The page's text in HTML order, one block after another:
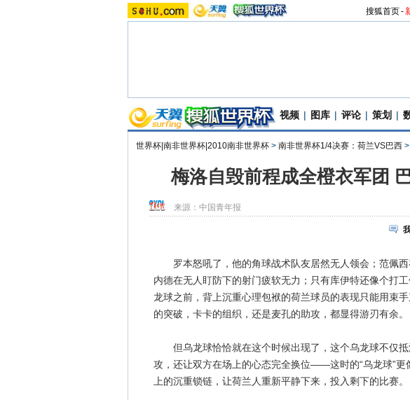
搜狐首页-
视频 | 图库 | 评论 | 策划 |
世界杯|南非世界杯|2010南非世界杯 > 南非世界杯1/4决赛：荷兰VS巴西 >
梅洛自毁前程成全橙衣军团
来源： 中国青年报
罗本怒吼了，他的角球战术队友居然无人领会；范佩西
内德在无人盯防下的射门疲软无力；只有库伊特还像个打
龙球之前，背上沉重心理包袱的荷兰球员的表现只能用束
的突破，卡卡的组织，还是麦孔的助攻，都显得游刃有余。
但乌龙球恰恰就在这个时候出现了，这个乌龙球不仅抵
攻，还让双方在场上的心态完全换位——这时的“乌龙球”更
上的沉重锁链，让荷兰人重新平静下来，投入剩下的比赛。